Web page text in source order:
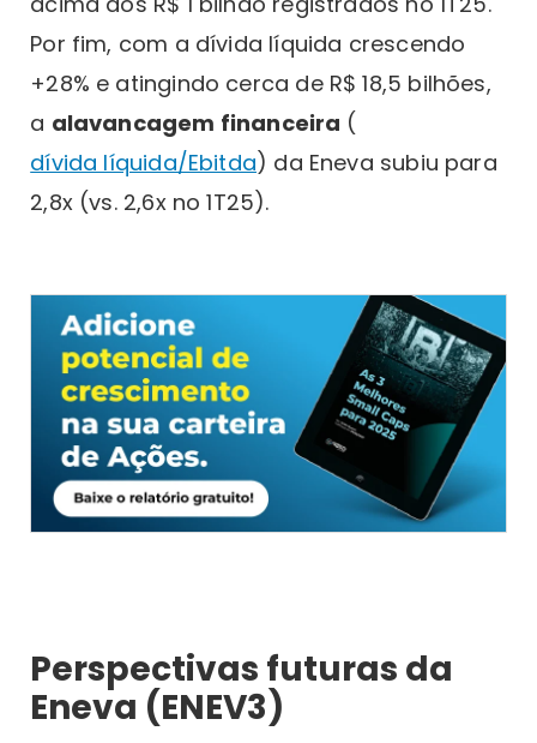
Por fim, com a dívida líquida crescendo
+28% e atingindo cerca de R$ 18,5 bilhões,
a alavancagem financeira (
dívida líquida/Ebitda) da Eneva subiu para
2,8x (vs. 2,6x no 1T25).
Perspectivas futuras da
Eneva (ENEV3)